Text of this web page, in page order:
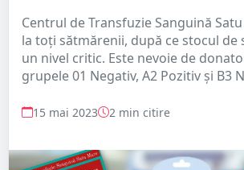
Centrul de Transfuzie Sanguină
la toți sătmărenii, după ce stocul de
un nivel critic. Este nevoie de
grupele 01 Negativ, A2 Pozitiv și B3
15 mai 2023 2 min citire